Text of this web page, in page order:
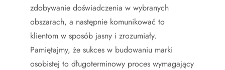
zdobywanie doświadczenia w wybranych
obszarach, a następnie komunikować to
klientom w sposób jasny i zrozumiały.
Pamiętajmy, że sukces w budowaniu marki
osobistej to długoterminowy proces wymagający